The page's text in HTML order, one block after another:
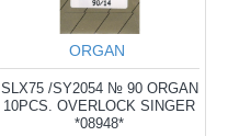
ORGAN
SLX75 /SY2054 № 90 ORGAN
10PCS. OVERLOCK SINGER
*08948*